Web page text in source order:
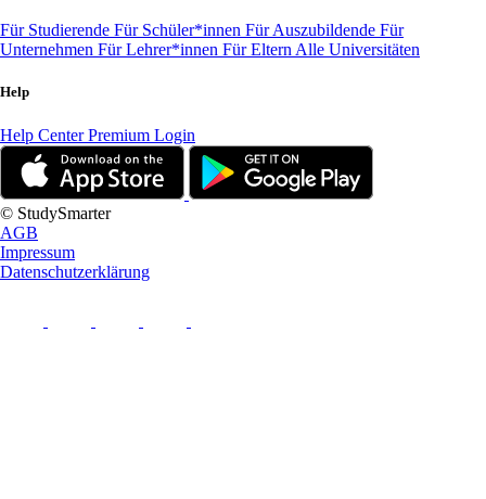
Für Studierende Für Schüler*innen Für Auszubildende Für
Unternehmen Für Lehrer*innen Für Eltern Alle Universitäten
Help
Help CenterPremium Login
© StudySmarter
AGB
Impressum
Datenschutzerklärung